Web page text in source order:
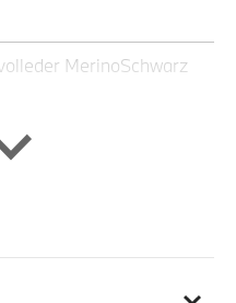
MerinoSchwarz